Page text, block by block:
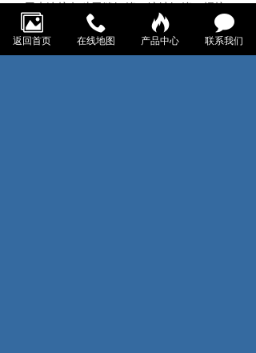
用来连接各种无缝钢管、镀锌钢管、焊接
钢管、不锈钢管、铜管等金属管材。
10、可实现管路的柔性连接柔性沟槽
返回首页 在线地图 产品中心 联系我们